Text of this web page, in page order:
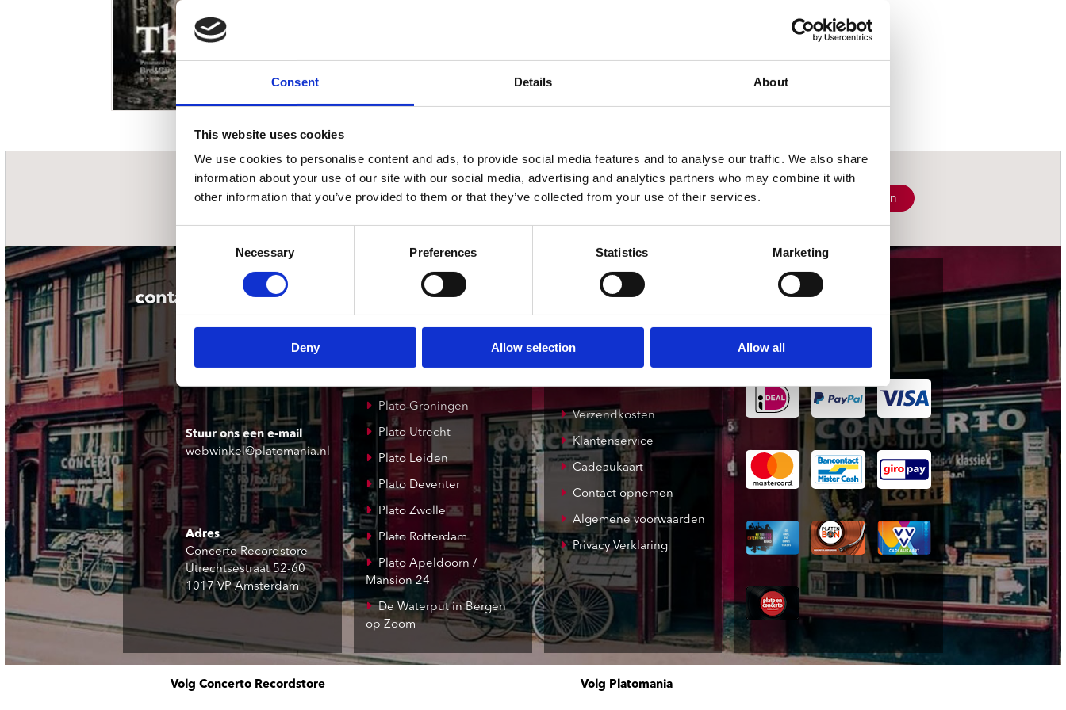
Consent Details About
This website uses cookies
We use cookies to personalise content and ads, to provide social media features and to analyse our traffic. We also share
information about your use of our site with our social media, advertising and analytics partners who may combine it with
other information that you’ve provided to them or that they’ve collected from your use of their services.
Selection
Necessary Preferences Statistics Marketing
Deny Allow selection Allow all
Classics
Boxsets
7 Inch singles
Plato 50 jaar Sale
Bierviltjes
Op voorraad
nieuwsbrief Schrijf je in
contact
Stuur ons een e-mail
webwinkel@platomania.nl
Adres
Concerto Recordstore
Utrechtsestraat 52-60
1017 VP Amsterdam
onze winkels
Record Mania
Plato Groningen
Plato Utrecht
Plato Leiden
Plato Deventer
Plato Zwolle
Plato Rotterdam
Plato Apeldoorn /
Mansion 24
De Waterput in Bergen
op Zoom
klantenservice
Verzendkosten
Klantenservice
Cadeaukaart
Contact opnemen
Algemene voorwaarden
Privacy Verklaring
wij accepteren
Volg Concerto Recordstore Volg Platomania